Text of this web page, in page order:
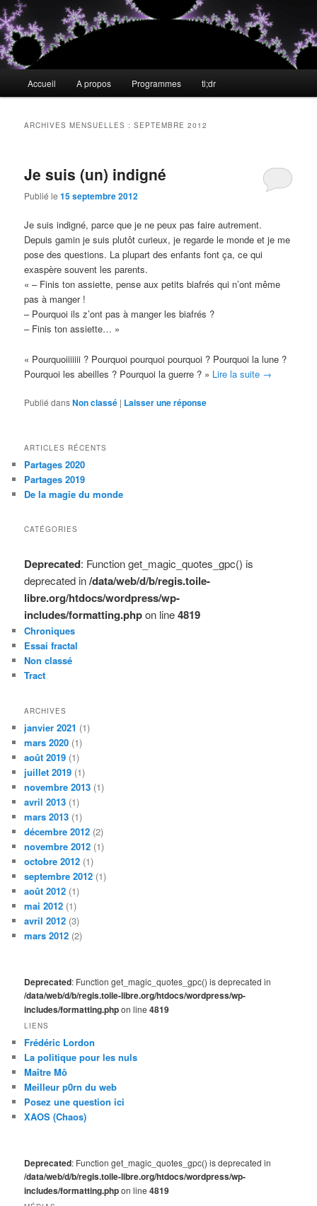
principal
Aller
principal
Aller
secondaire
Accueil A propos Programmes tl;dr
ARCHIVES MENSUELLES :SEPTEMBRE 2012
Je suis (un) indigné
Publié le15 septembre 2012
Je suis indigné, parce que je ne peux pas faire autrement.
Depuis gamin je suis plutôt curieux, je regarde le monde et je me
pose des questions. La plupart des enfants font ça, ce qui
exaspère souvent les parents.
« – Finis ton assiette, pense aux petits biafrés qui n’ont même
pas à manger !
– Pourquoi ils z’ont pas à manger les biafrés ?
– Finis ton assiette… »
« Pourquoiiiiiii ? Pourquoi pourquoi pourquoi ? Pourquoi la lune ?
Pourquoi les abeilles ? Pourquoi la guerre ? » Lire la suite →
Publié dansNon classé | Laisser une réponse
ARTICLES RÉCENTS
Partages 2020
Partages 2019
De la magie du monde
CATÉGORIES
Deprecated: Function get_magic_quotes_gpc() is
deprecated in/data/web/d/b/regis.toile-
libre.org/htdocs/wordpress/wp-
includes/formatting.phpon line4819
Chroniques
Essai fractal
Non classé
Tract
ARCHIVES
janvier 2021 (1)
mars 2020 (1)
août 2019 (1)
juillet 2019 (1)
novembre 2013 (1)
avril 2013 (1)
mars 2013 (1)
décembre 2012 (2)
novembre 2012 (1)
octobre 2012 (1)
septembre 2012 (1)
août 2012 (1)
mai 2012 (1)
avril 2012 (3)
mars 2012 (2)
Deprecated: Function get_magic_quotes_gpc() is deprecated in
/data/web/d/b/regis.toile-libre.org/htdocs/wordpress/wp-
includes/formatting.phpon line4819
LIENS
Frédéric Lordon
La politique pour les nuls
Maître Mô
Meilleur p0rn du web
Posez une question ici
XAOS (Chaos)
Deprecated: Function get_magic_quotes_gpc() is deprecated in
/data/web/d/b/regis.toile-libre.org/htdocs/wordpress/wp-
includes/formatting.phpon line4819